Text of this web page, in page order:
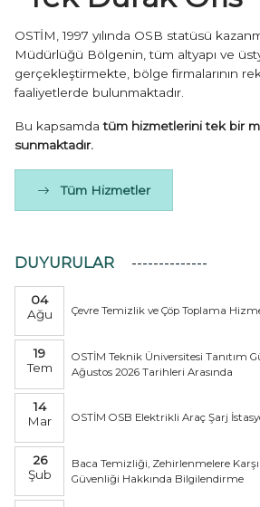
OSTİM, 1997 yılında OSB statüsü
Müdürlüğü Bölgenin, tüm altyapı ve
gerçekleştirmekte, bölge firmalarının
faaliyetlerde bulunmaktadır.
Bu kapsamdatüm hizmetlerini tek bir
sunmaktadır.
Tüm Hizmetler
DUYURULAR
04
Ağu
Çevre Temizlik ve Çöp Toplama
19
Tem
OSTİM Teknik Üniversitesi Tanıtım
Ağustos 2026 Tarihleri Arasında
14
Mar
OSTİM OSB Elektrikli Araç Şarj
26
Şub
Baca Temizliği, Zehirlenmelere
Güvenliği Hakkında Bilgilendirme